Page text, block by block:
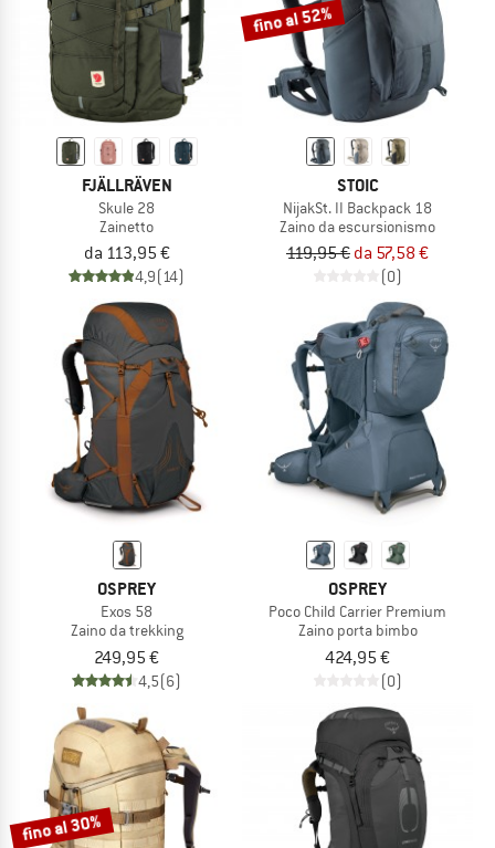
FJÄLLRÄVEN
Skule 28
Zainetto
da 113,95 €
4,9(14)
fino al 52%
STOIC
NijakSt. II Backpack 18
Zaino da escursionismo
119,95 € da 57,58 €
(0)
OSPREY
Exos 58
Zaino da trekking
249,95 €
4,5(6)
OSPREY
Poco Child Carrier Premium
Zaino porta bimbo
424,95 €
(0)
fino al 30%